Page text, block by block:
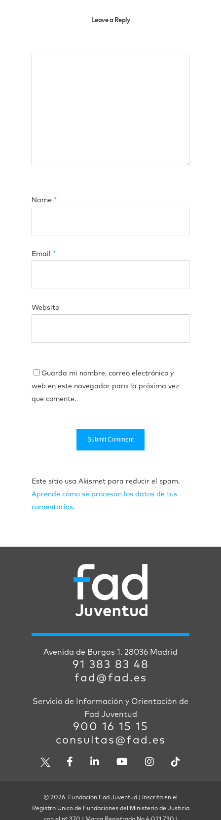
Leave a Reply
Name *
Email *
Website
Guarda mi nombre, correo electrónico y
web en este navegador para la próxima vez
que comente.
Este sitio usa Akismet para reducir el spam.
Aprende cómo se procesan los datos de tus
comentarios.
Avenida de Burgos 1. 28036 Madrid
91 383 83 48
fad@fad.es
Servicio de Información y Orientación de
Fad Juventud
900 16 15 15
consultas@fad.es
© 2026. Fundación Fad Juventud | Inscrita en el
Registro Único de Fundaciones del Ministerio de Justicia